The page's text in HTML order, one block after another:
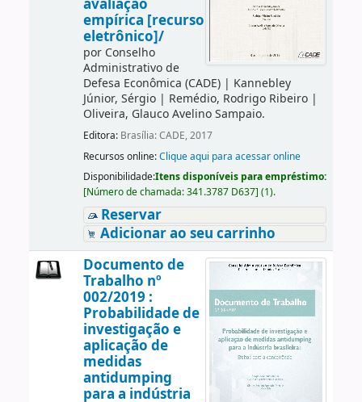
avaliação
empírica [recurso
eletrônico]/
por Conselho
Administrativo de
Defesa Econômica (CADE)| Kannebley
Júnior, Sérgio| Remédio, Rodrigo Ribeiro|
Oliveira, Glauco Avelino Sampaio.
Editora: Brasília: CADE, 2017
Recursos online:Clique aqui para acessar online
Disponibilidade:Itens disponíveis para empréstimo:
[Número de chamada:341.3787 D637] (1).
Reservar
Adicionar ao seu carrinho
Documento de
Trabalho nº
002/2019 :
Probabilidade de
investigação e
aplicação de
medidas
antidumping
para a indústria